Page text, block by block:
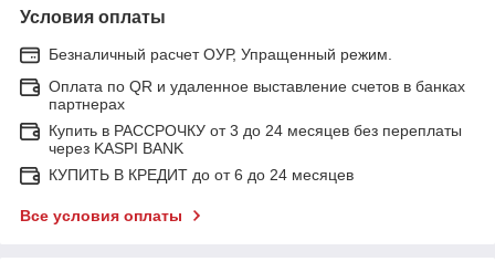
Условия оплаты
Безналичный расчет ОУР, Упращенный режим.
Оплата по QR и удаленное выставление счетов в банках
партнерах
Купить в РАССРОЧКУ от 3 до 24 месяцев без переплаты
через KASPI BANK
КУПИТЬ В КРЕДИТ до от 6 до 24 месяцев
Все условия оплаты